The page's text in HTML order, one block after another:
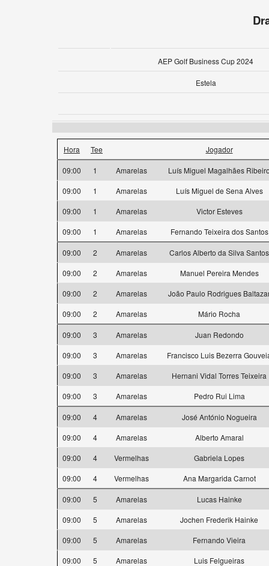
AEP Golf Business Cup 2024
Estela
Hora Tee Jogador
09:00 1 Amarelas
Luís Miguel Magalhães
09:00
1 Amarelas
Luís Miguel de Sena Alves
09:00
1 Amarelas
Victor Esteves
09:00
1 Amarelas Fernando Teixeira dos Santos
09:00 2 Amarelas
Carlos Alberto da Silva Santos
09:00
2 Amarelas
Manuel Pereira Mendes
09:00
2 Amarelas
João Paulo Rodrigues
09:00
2 Amarelas Mário Rocha
09:00 3 Amarelas
Juan Redondo
09:00
3 Amarelas
Francisco Luis Bezerra
09:00
3 Amarelas
Hernani Vidal Torres Teixeira
09:00
3 Amarelas Pedro Rui Lima
09:00 4 Amarelas
José António Nogueira
09:00
4 Amarelas
Alberto Amaral
09:00
4 Vermelhas
Gabriela Lopes
09:00
4 Vermelhas Ana Margarida Carnot
09:00 5 Amarelas
Lucas Hainke
09:00
5 Amarelas
Jochen Frederik Hainke
09:00
5 Amarelas
Fernando Vieira
09:00
5 Amarelas Luis Felgueiras